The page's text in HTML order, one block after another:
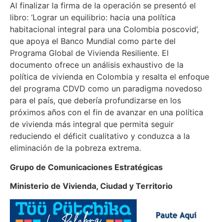
Al finalizar la firma de la operación se presentó el
libro: ‘Lograr un equilibrio: hacia una política
habitacional integral para una Colombia poscovid’,
que apoya el Banco Mundial como parte del
Programa Global de Vivienda Resiliente. El
documento ofrece un análisis exhaustivo de la
política de vivienda en Colombia y resalta el enfoque
del programa CDVD como un paradigma novedoso
para el país, que debería profundizarse en los
próximos años con el fin de avanzar en una política
de vivienda más integral que permita seguir
reduciendo el déficit cualitativo y conduzca a la
eliminación de la pobreza extrema.
Grupo de Comunicaciones Estratégicas
Ministerio de Vivienda, Ciudad y Territorio